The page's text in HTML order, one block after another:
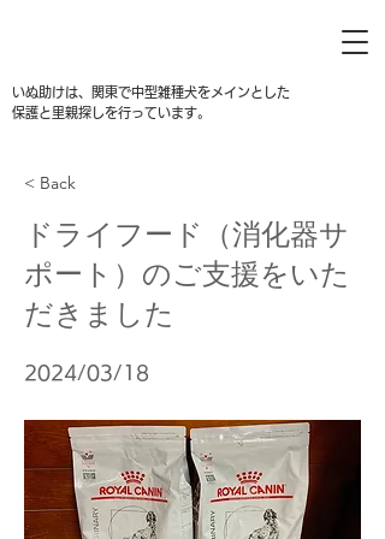
いぬ助けは、関東で中型雑種犬をメインとした
保護と里親探しを行っています。
< Back
ドライフード（消化器サ
ポート）のご支援をいた
だきました
2024/03/18